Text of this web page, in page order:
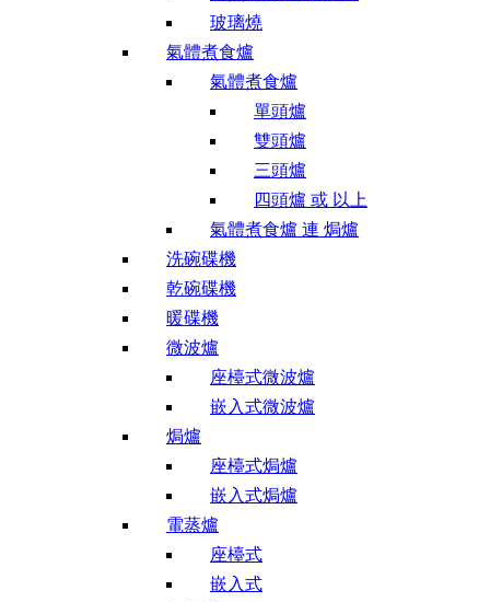
玻璃燒
氣體煮食爐
氣體煮食爐
單頭爐
雙頭爐
三頭爐
四頭爐 或 以上
氣體煮食爐 連 焗爐
洗碗碟機
乾碗碟機
暖碟機
微波爐
座檯式微波爐
嵌入式微波爐
焗爐
座檯式焗爐
嵌入式焗爐
電蒸爐
座檯式
嵌入式